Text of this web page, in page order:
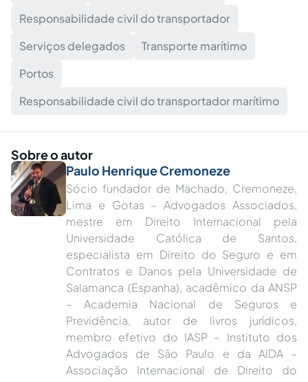
Responsabilidade civil do transportador
Serviços delegados
Transporte marítimo
Portos
Responsabilidade civil do transportador marítimo
Sobre o autor
Paulo Henrique Cremoneze
Sócio fundador de Machado, Cremoneze,
Lima e Gotas – Advogados Associados,
mestre em Direito Internacional pela
Universidade Católica de Santos,
especialista em Direito do Seguro e em
Contratos e Danos pela Universidade de
Salamanca (Espanha), acadêmico da ANSP
– Academia Nacional de Seguros e
Previdência, autor de livros jurídicos,
membro efetivo do IASP – Instituto dos
Advogados de São Paulo e da AIDA –
Associação Internacional de Direito do